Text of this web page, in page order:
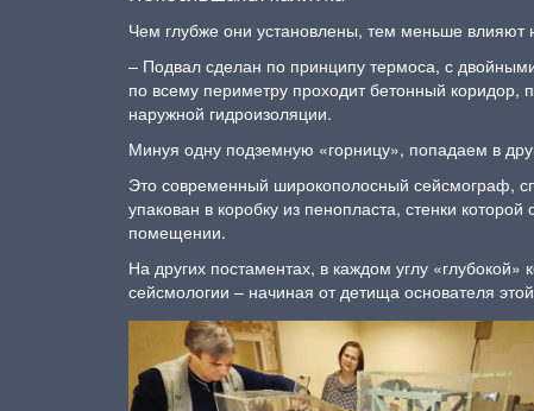
Чем глубже они установлены, тем меньше влияют
– Подвал сделан по принципу термоса, с
по всему периметру проходит бетонный коридор,
наружной гидроизоляции.
Минуя одну подземную «горницу», попадаем в
Это современный широкополосный сейсмограф,
упакован в коробку из пенопласта, стенки
помещении.
На других постаментах, в каждом углу
сейсмологии – начиная от детища основателя